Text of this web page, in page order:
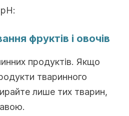
фруктів і овочів
продуктів. Якщо
тваринного
лише тих тварин,